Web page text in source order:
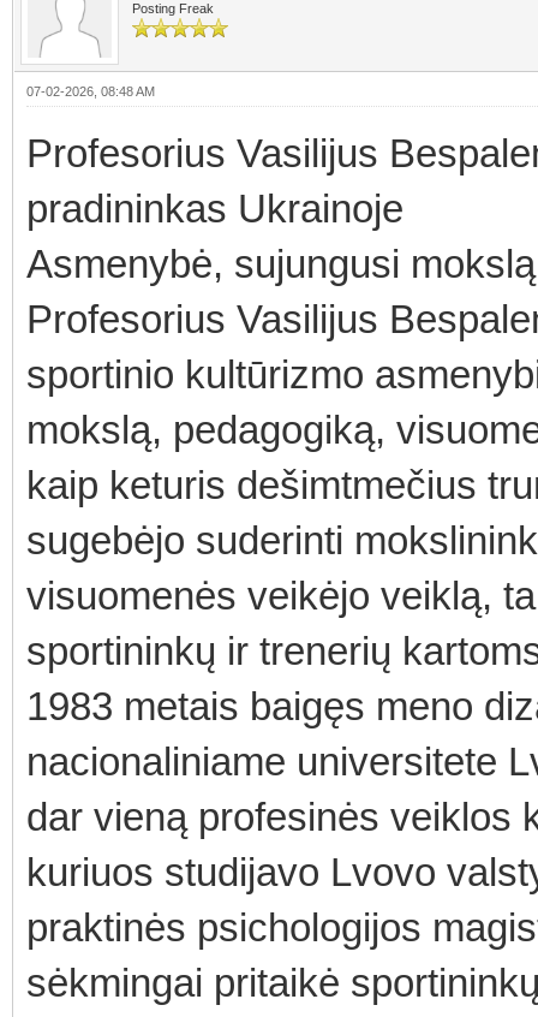
Posting Freak
07-02-2026, 08:48 AM
Profesorius Vasilijus
pradininkas Ukrainoje
Asmenybė, sujungusi
Profesorius Vasilijus
sportinio kultūrizmo
mokslą, pedagogiką,
kaip keturis dešimtmečius
sugebėjo suderinti
visuomenės veikėjo veiklą,
sportininkų ir trenerių
1983 metais baigęs meno
nacionaliniame universitete
dar vieną profesinės veiklos
kuriuos studijavo Lvovo
praktinės psichologijos
sėkmingai pritaikė